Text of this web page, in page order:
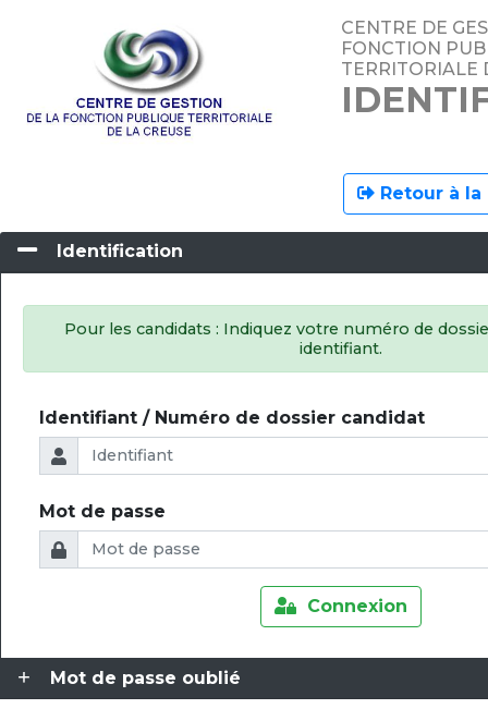
CENTRE DE
FONCTION
TERRITORIALE
Retour à
Identification
Pour les candidats : Indiquez votre numéro de
identifiant.
Identifiant / Numéro de dossier candidat
Mot de passe
Connexion
Mot de passe oublié